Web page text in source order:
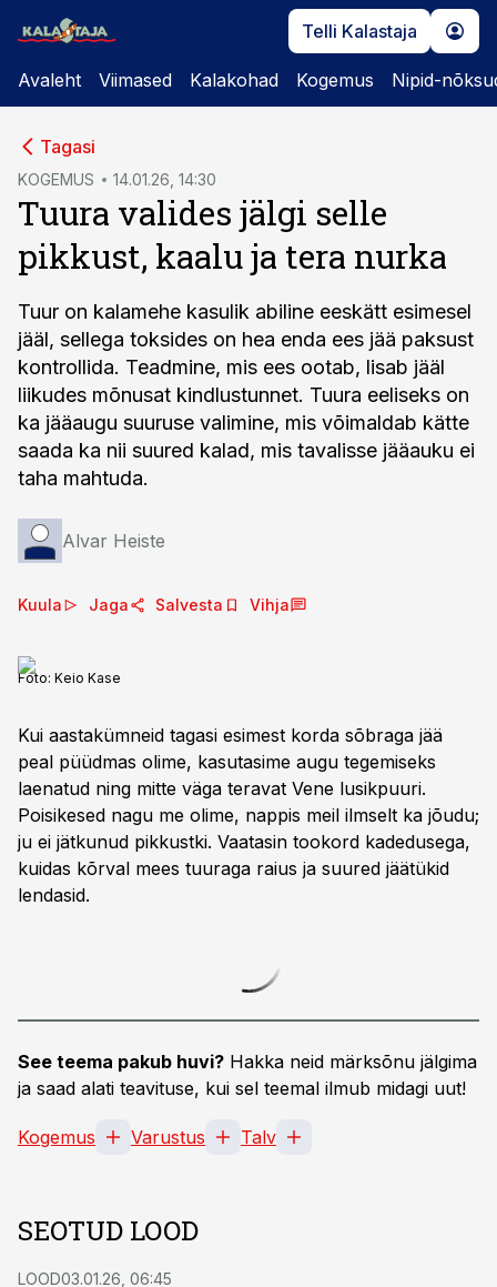
Telli Kalastaja
Avaleht Viimased Kalakohad Kogemus Nipid-
Tagasi
KOGEMUS 14.01.26, 14:30
Tuura valides jälgi selle
pikkust, kaalu ja tera nurka
Tuur on kalamehe kasulik abiline eeskätt esimesel
jääl, sellega toksides on hea enda ees jää paksust
kontrollida. Teadmine, mis ees ootab, lisab jääl
liikudes mõnusat kindlustunnet. Tuura eeliseks on
ka jääaugu suuruse valimine, mis võimaldab kätte
saada ka nii suured kalad, mis tavalisse jääauku ei
taha mahtuda.
Alvar Heiste
Kuula Jaga Salvesta Vihja
Foto: Keio Kase
Kui aastakümneid tagasi esimest korda sõbraga jää
peal püüdmas olime, kasutasime augu tegemiseks
laenatud ning mitte väga teravat Vene lusikpuuri.
Poisikesed nagu me olime, nappis meil ilmselt ka jõudu;
ju ei jätkunud pikkustki. Vaatasin tookord kadedusega,
kuidas kõrval mees tuuraga raius ja suured jäätükid
lendasid.
See teema pakub huvi? Hakka neid märksõnu jälgima
ja saad alati teavituse, kui sel teemal ilmub midagi uut!
Kogemus Varustus Talv
SEOTUD LOOD
LOOD03.01.26, 06:45